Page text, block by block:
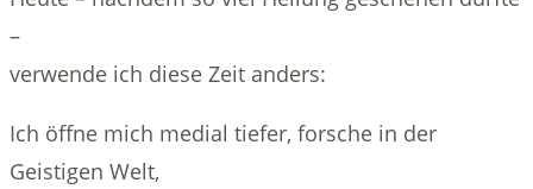
–
verwende ich diese Zeit anders:
Ich öffne mich medial tiefer, forsche in der
Geistigen Welt,